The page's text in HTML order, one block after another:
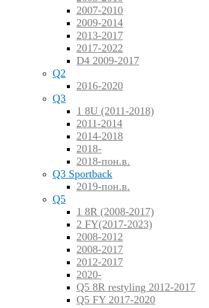
2007-2010
2009-2014
2013-2017
2017-2022
D4 2009-2017
Q2
2016-2020
Q3
1 8U (2011-2018)
2011-2014
2014-2018
2018-
2018-пон.в.
Q3 Sportback
2019-пон.в.
Q5
1 8R (2008-2017)
2 FY(2017-2023)
2008-2012
2008-2017
2012-2017
2020-
Q5 8R restyling 2012-2017
Q5 FY 2017-2020